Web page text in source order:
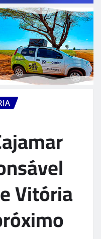
Vitória